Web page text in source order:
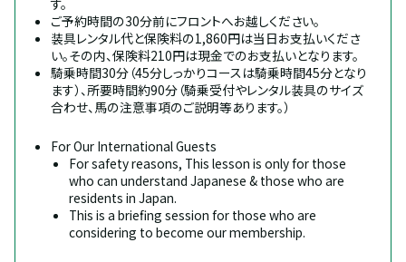
す。
ご予約時間の30分前にフロントへお越しください。
装具レンタル代と保険料の1,860円は当日お支払いくださ
い。その内、保険料210円は現金でのお支払いとなります。
騎乗時間30分（45分しっかりコースは騎乗時間45分となり
ます）、所要時間約90分（騎乗受付やレンタル装具のサイズ
合わせ、馬の注意事項のご説明等あります。）
For Our International Guests
For safety reasons, This lesson is only for those
who can understand Japanese & those who are
residents in Japan.
This is a briefing session for those who are
considering to become our membership.